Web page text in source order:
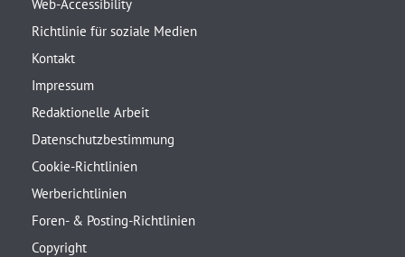
Web-Accessibility
Richtlinie für soziale Medien
Kontakt
Impressum
Redaktionelle Arbeit
Datenschutzbestimmung
Cookie-Richtlinien
Werberichtlinien
Foren- & Posting-Richtlinien
Copyright